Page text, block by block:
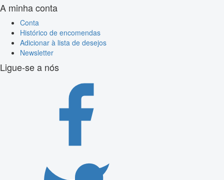
A minha conta
Conta
Histórico de encomendas
Adicionar à lista de desejos
Newsletter
Ligue-se a nós